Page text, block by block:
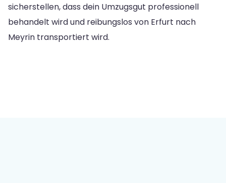
sicherstellen, dass dein Umzugsgut professionell
behandelt wird und reibungslos von Erfurt nach
Meyrin transportiert wird.